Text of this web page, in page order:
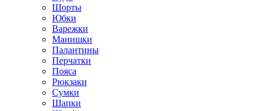
Шорты
Юбки
Варежки
Манишки
Палантины
Перчатки
Пояса
Рюкзаки
Сумки
Шапки